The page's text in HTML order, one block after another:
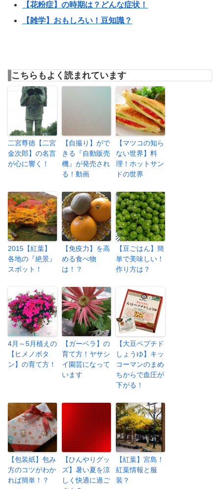
【花粉症】の時期は？どんな症状！
【雑学】おもしろい！豆知識？
こちらもよく読まれています
二宮尊徳【二宮
金次郎】の名言
が心に響く！
【自撮り】がで
きる『自動販売
機』が発売され
る！動画
【マツコの知ら
ない世界】料
理！ホットサン
ドの世界
2015【紅葉】
各地の『絶景』
スポット！
【免疫力】を高
める食べ物
は！？
【豆ごはん】簡
単で美味しい！
作り方は？
4月～5月植えの
【ヒメノボタ
ン】の育て方！
【ガーベラ】の
育て方！ヤサシ
イ園芸になって
います
【大豆ペプチド
しょうゆ】キッ
コーマンのまめ
ちからで血圧が
下がる！
【包装紙】包み
方のコツがわか
れば簡単！？
【ひんやりグッ
ズ】暑い夏を涼
しく快適に過ご
【紅葉】宮島！
紅葉情報と服
装？